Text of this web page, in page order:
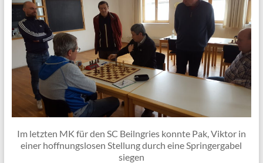
Im letzten MK für den SC Beilngries konnte Pak, Viktor in
einer hoffnungslosen Stellung durch eine Springergabel
siegen